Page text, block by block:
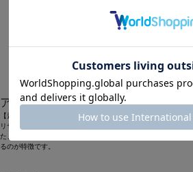
2
アイテム説明
【素材】
リサイクルナイロンのタスラン糸をゾッキで使用してるため
た、仕上げにタンブラーをいれることで、綿のタイプライター
るのが特徴です。